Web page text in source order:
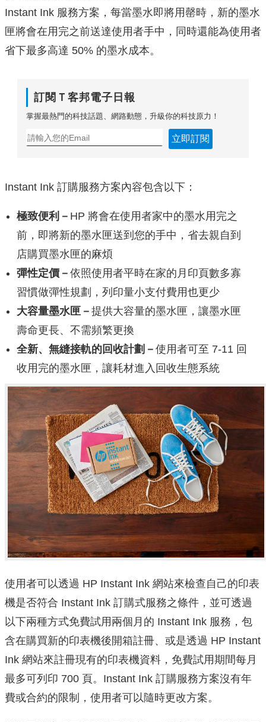
Instant Ink 服務方案，每當墨水即將用罄時，新的墨水
匣將會在用完之前送達使用者手中，同時還能為使用者
省下最多高達 50% 的墨水成本。
訂閱Ｔ客邦電子日報
掌握最熱門的科技話題、網路動態，升級你的科技原力！
立即訂閱
Instant Ink 訂購服務方案內容包含以下：
極致便利－ HP 將會在使用者家中的墨水用完之
前，即將新的墨水匣送到您的手中，省去親自到
店購買墨水匣的麻煩
彈性定價－ 依照使用者平時在家的月印頁數多寡
習慣做彈性規劃，列印量小支付費用也更少
大容量墨水匣－ 提供大容量的墨水匣，讓墨水匣
壽命更長、不需頻繁更換
全新、無縫接軌的回收計劃－ 使用者可至 7-11 回
收用完的墨水匣，讓耗材進入回收生態系統
使用者可以透過 HP Instant Ink 網站來檢查自己的印表
機是否符合 Instant Ink 訂購式服務之條件，並可透過
以下兩種方式免費試用兩個月的 Instant Ink 服務，包
含在購買新的印表機後開箱註冊、或是透過 HP Instant
Ink 網站來註冊現有的印表機資料，免費試用期間每月
最多可列印 700 頁。Instant Ink 訂購服務方案沒有年
費或合約的限制，使用者可以隨時更改方案。